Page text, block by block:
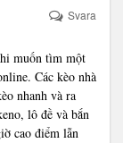
muốn tìm một
Các kèo nhà
nhanh và ra
lô đề và bắn
cao điểm lẫn
Svara